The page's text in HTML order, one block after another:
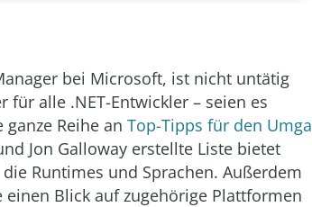
bei Microsoft, ist nicht untätig
für alle .NET-Entwickler – seien es
Reihe an Top-Tipps für den Umga
Jon Galloway erstellte Liste bietet
Runtimes und Sprachen. Außerdem
Blick auf zugehörige Plattformen